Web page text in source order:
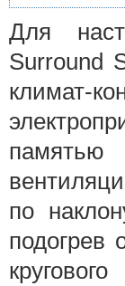
Для
Surround
памятью
по
подогрев